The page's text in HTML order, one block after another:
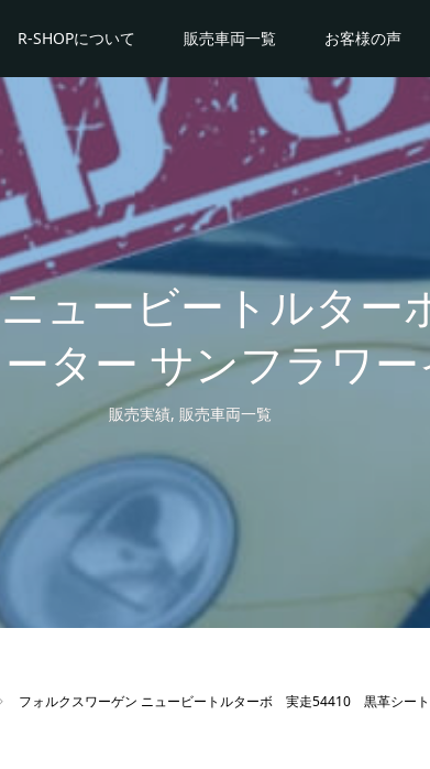
R-SHOPについて 販売車両一覧 お客様の声
ニュービートルタ
ター サンフラワ
販売実績, 販売車両一覧
フォルクスワーゲン ニュービートルターボ 実走54410 黒革シー